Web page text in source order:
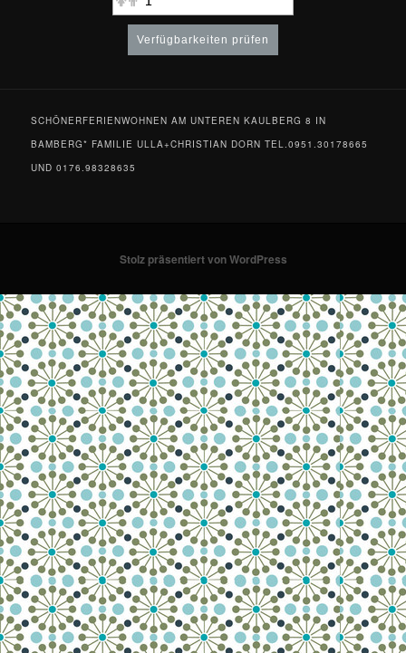
Verfügbarkeiten prüfen
SCHÖNERFERIENWOHNEN AM UNTEREN KAULBERG 8 IN
BAMBERG* FAMILIE ULLA+CHRISTIAN DORN TEL.0951.30178665
UND 0176.98328635
Stolz präsentiert von WordPress